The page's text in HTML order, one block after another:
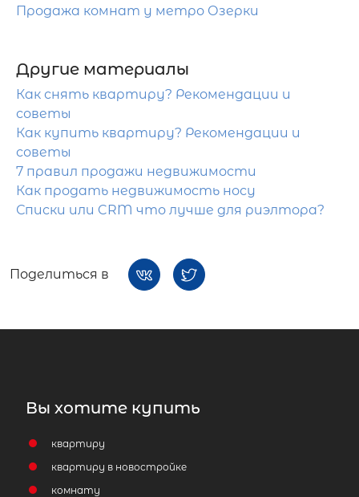
Продажа комнат у метро Озерки
Другие материалы
Как снять квартиру? Рекомендации и
советы
Как купить квартиру? Рекомендации и
советы
7 правил продажи недвижимости
Как продать недвижимость носу
Списки или CRM что лучше для риэлтора?
Поделиться в
Вы хотите купить
квартиру
квартиру в новостройке
комнату